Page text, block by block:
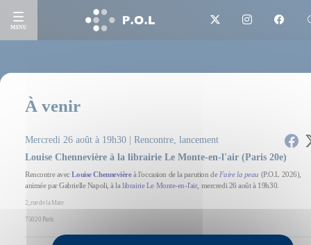
MENU
À venir
Mercredi 26 août à 19h30 | Rencontre, lancement
Louise Chennevière à la librairie Le Monte-en-l'air (Paris 20e)
Rencontre avecLouise Chennevièreà l'occasion de la parution de Faire la peau (P.O.L 2026),
animée par Gabrielle Napoli, à lalibrairie Le Monte-en-l'air, mercredi 26 août à 19h30.
2, rue de la Mare
75020 Paris